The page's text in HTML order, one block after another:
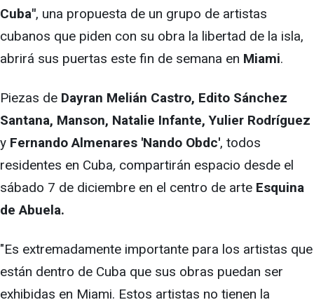
Cuba", una propuesta de un grupo de artistas
cubanos que piden con su obra la libertad de la isla,
abrirá sus puertas este fin de semana en Miami.
Piezas de Dayran Melián Castro, Edito Sánchez
Santana, Manson, Natalie Infante, Yulier Rodríguez
y Fernando Almenares 'Nando Obdc', todos
residentes en Cuba, compartirán espacio desde el
sábado 7 de diciembre en el centro de arte Esquina
de Abuela.
"Es extremadamente importante para los artistas que
están dentro de Cuba que sus obras puedan ser
exhibidas en Miami. Estos artistas no tienen la